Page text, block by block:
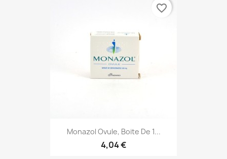
Monazol Ovule, Boite De 1...
4,04 €
favorite_border